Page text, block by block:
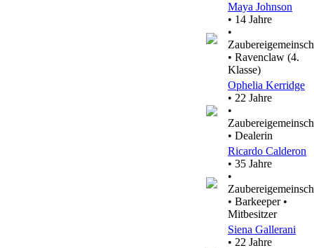
Maya Johnson
• 14 Jahre
•
• Ravenclaw (4.
Klasse)
Ophelia Kerridge
• 22 Jahre
•
• Dealerin
Ricardo Calderon
• 35 Jahre
•
• Barkeeper •
Mitbesitzer
Siena Gallerani
• 22 Jahre